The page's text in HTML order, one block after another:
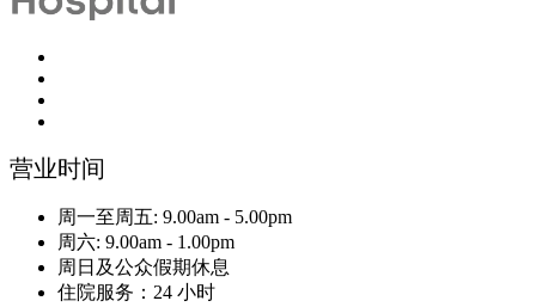
营业时间
周一至周五: 9.00am - 5.00pm
周六: 9.00am - 1.00pm
周日及公众假期休息
住院服务：24 小时